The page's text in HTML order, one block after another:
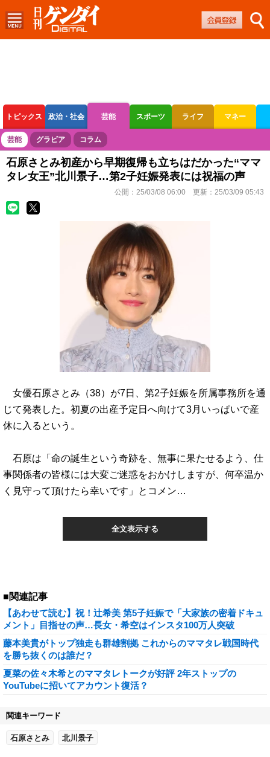
トピックス 政治・社会 芸能 スポーツ ライフ マネー
ボートレース 競輪 オートレース
芸能 グラビア コラム
石原さとみ初産から早期復帰も立ちはだかった“ママ
タレ女王”北川景子…第2子妊娠発表には祝福の声
公開： 25/03/08 06:00 更新： 25/03/09 05:43
女優石原さとみ（38）が7日、第2子妊娠を所属事務所を通
じて発表した。初夏の出産予定日へ向けて3月いっぱいで産
休に入るという。
石原は「命の誕生という奇跡を、無事に果たせるよう、仕
事関係者の皆様には大変ご迷惑をおかけしますが、何卒温か
く見守って頂けたら幸いです」とコメン…
全文表示する
■関連記事
【あわせて読む】祝！辻希美 第5子妊娠で「大家族の密着ドキュ
メント」目指せの声…長女・希空はインスタ100万人突破
藤本美貴がトップ独走も群雄割拠 これからのママタレ戦国時代
を勝ち抜くのは誰だ？
夏菜の佐々木希とのママタレトークが好評 2年ストップの
YouTubeに招いてアカウント復活？
関連キーワード
石原さとみ 北川景子